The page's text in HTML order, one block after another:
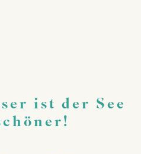
ist der See